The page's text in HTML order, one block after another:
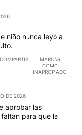
niño nunca leyó a
COMPARTIR
MARCAR
COMO
INAPROPIADO
DE 2026
aprobar las
para que le